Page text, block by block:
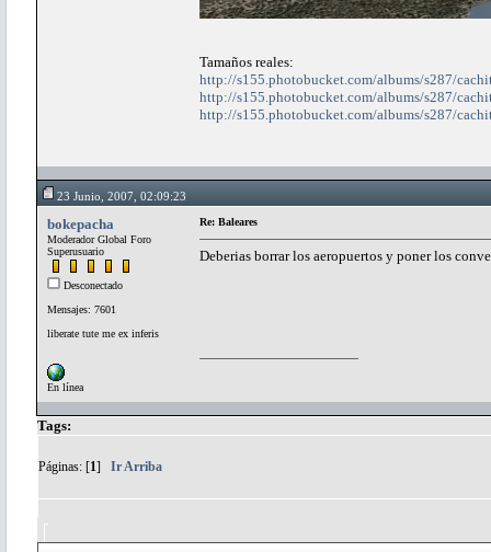
Tamaños reales:
http://s155.photobucket.com/albums/s287/
http://s155.photobucket.com/albums/s287/
http://s155.photobucket.com/albums/s287/
23 Junio, 2007, 02:09:23
bokepacha
Moderador Global Foro
Superusuario
Desconectado
Mensajes: 7601
liberate tute me ex inferis
En línea
Re: Baleares
Deberias borrar los aeropuertos y poner los
Tags:
Páginas: [1] Ir Arriba